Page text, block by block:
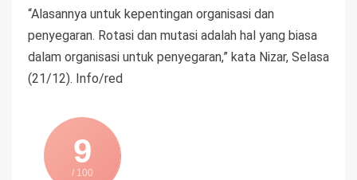
“Alasannya untuk kepentingan organisasi dan
penyegaran. Rotasi dan mutasi adalah hal yang biasa
dalam organisasi untuk penyegaran,” kata Nizar, Selasa
(21/12). Info/red
9
/ 100